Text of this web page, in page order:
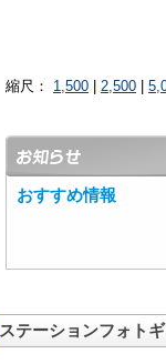
縮尺： 1,500 2,500
おすすめ情報
ステーションフォト